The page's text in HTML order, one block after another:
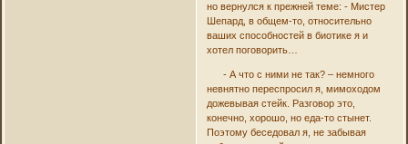
но вернулся к прежней теме: - Мистер
Шепард, в общем-то, относительно
ваших способностей в биотике я и
хотел поговорить…
- А что с ними не так? – немного
невнятно переспросил я, мимоходом
дожевывая стейк. Разговор это,
конечно, хорошо, но еда-то стынет.
Поэтому беседовал я, не забывая